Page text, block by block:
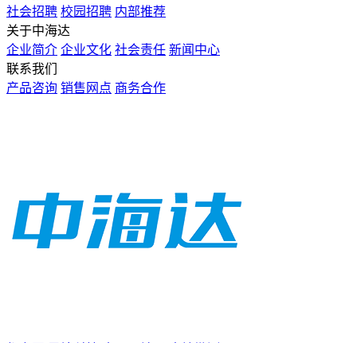
社会招聘 校园招聘 内部推荐
关于中海达
企业简介 企业文化 社会责任 新闻中心
联系我们
产品咨询 销售网点 商务合作